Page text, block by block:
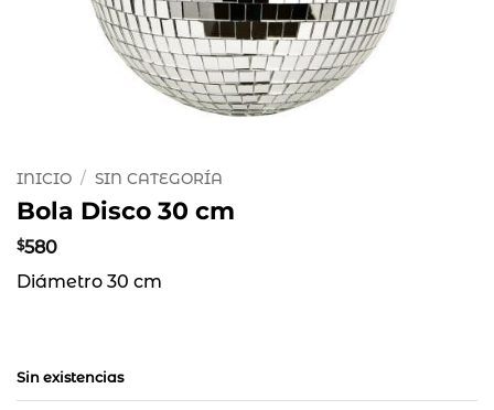
INICIO / SIN CATEGORÍA
Bola Disco 30 cm
$580
Diámetro 30 cm
Sin existencias